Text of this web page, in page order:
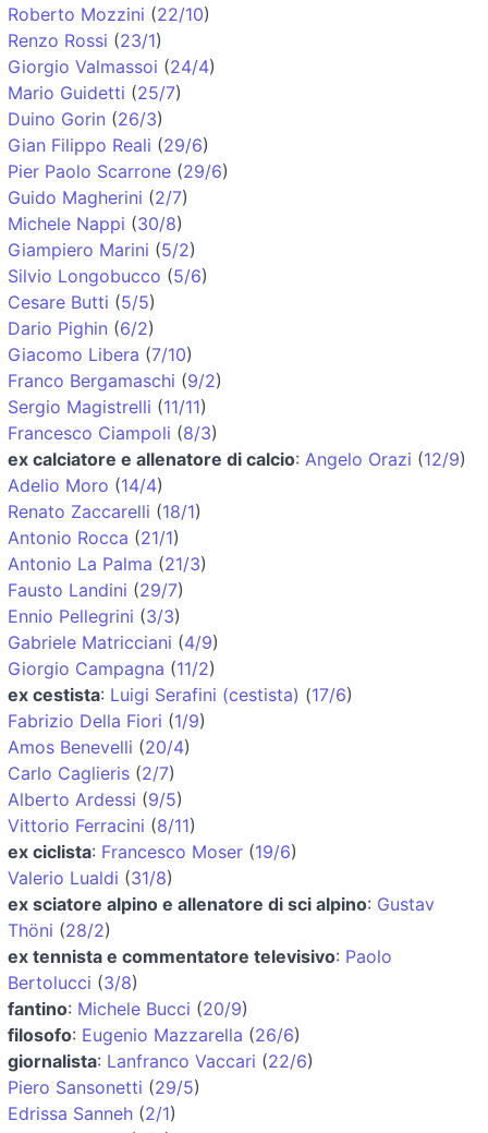
Roberto Mozzini (22/10)
Renzo Rossi (23/1)
Giorgio Valmassoi (24/4)
Mario Guidetti (25/7)
Duino Gorin (26/3)
Gian Filippo Reali (29/6)
Pier Paolo Scarrone (29/6)
Guido Magherini (2/7)
Michele Nappi (30/8)
Giampiero Marini (5/2)
Silvio Longobucco (5/6)
Cesare Butti (5/5)
Dario Pighin (6/2)
Giacomo Libera (7/10)
Franco Bergamaschi (9/2)
Sergio Magistrelli (11/11)
Francesco Ciampoli (8/3)
ex calciatore e allenatore di calcio: Angelo Orazi (12/9)
Adelio Moro (14/4)
Renato Zaccarelli (18/1)
Antonio Rocca (21/1)
Antonio La Palma (21/3)
Fausto Landini (29/7)
Ennio Pellegrini (3/3)
Gabriele Matricciani (4/9)
Giorgio Campagna (11/2)
ex cestista: Luigi Serafini (cestista) (17/6)
Fabrizio Della Fiori (1/9)
Amos Benevelli (20/4)
Carlo Caglieris (2/7)
Alberto Ardessi (9/5)
Vittorio Ferracini (8/11)
ex ciclista: Francesco Moser (19/6)
Valerio Lualdi (31/8)
ex sciatore alpino e allenatore di sci alpino: Gustav
Thöni (28/2)
ex tennista e commentatore televisivo: Paolo
Bertolucci (3/8)
fantino: Michele Bucci (20/9)
filosofo: Eugenio Mazzarella (26/6)
giornalista: Lanfranco Vaccari (22/6)
Piero Sansonetti (29/5)
Edrissa Sanneh (2/1)